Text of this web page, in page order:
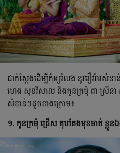
ជាក់ស្ដែងដើម្បីកុំឲ្យរំលង នូវរឿវរ៉ាវសំខ
ហេង សុខវិសាល និងកូនក្រមុំ ជា ស្រីន
សំខាន់ៗដូចខាងក្រោម៖
១. កូនក្រមុំ ជ្រើស តុបតែងមុខមាត់ ខ្លួន